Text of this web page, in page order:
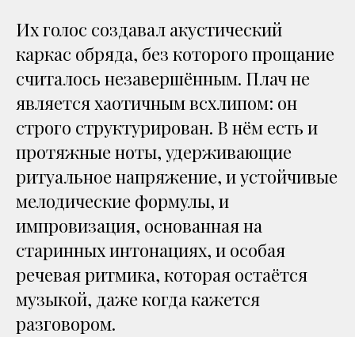
Их голос создавал акустический
каркас обряда, без которого прощание
считалось незавершённым. Плач не
является хаотичным всхлипом: он
строго структурирован. В нём есть и
протяжные ноты, удерживающие
ритуальное напряжение, и устойчивые
мелодические формулы, и
импровизация, основанная на
старинных интонациях, и особая
речевая ритмика, которая остаётся
музыкой, даже когда кажется
разговором.